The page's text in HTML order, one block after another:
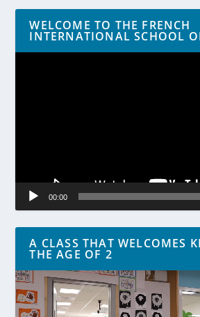
WELCOME TO THE FRENCH
INTERNATIONAL SCHOOL
Lecteur
00:00
A CLASS THAT WELCOMES
THE AGE OF 2
Lecteur
vidéo